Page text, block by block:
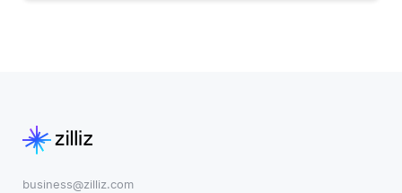
business@zilliz.com